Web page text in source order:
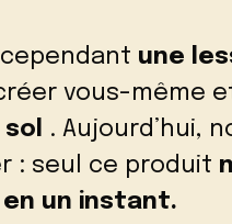
cependant une
vous-même
. Aujourd’hui,
: seul ce produit
en un instant.